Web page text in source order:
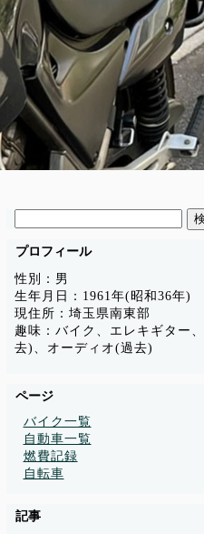
プロフィール
性別：男
生年月日：1961年(昭和36年)
現住所：埼玉県南東部
趣味：バイク、エレキギター
去)、オーディオ(過去)
ページ
バイク一覧
自動車一覧
燃費記録
自転車
記事